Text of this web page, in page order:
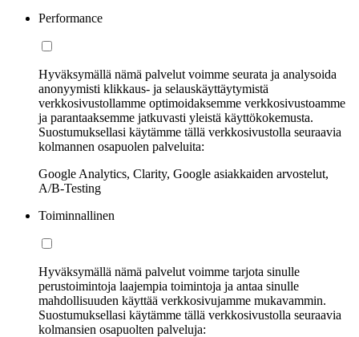
Performance
Hyväksymällä nämä palvelut voimme seurata ja analysoida
anonyymisti klikkaus- ja selauskäyttäytymistä
verkkosivustollamme optimoidaksemme verkkosivustoamme
ja parantaaksemme jatkuvasti yleistä käyttökokemusta.
Suostumuksellasi käytämme tällä verkkosivustolla seuraavia
kolmannen osapuolen palveluita:
Google Analytics, Clarity, Google asiakkaiden arvostelut,
A/B-Testing
Toiminnallinen
Hyväksymällä nämä palvelut voimme tarjota sinulle
perustoimintoja laajempia toimintoja ja antaa sinulle
mahdollisuuden käyttää verkkosivujamme mukavammin.
Suostumuksellasi käytämme tällä verkkosivustolla seuraavia
kolmansien osapuolten palveluja: